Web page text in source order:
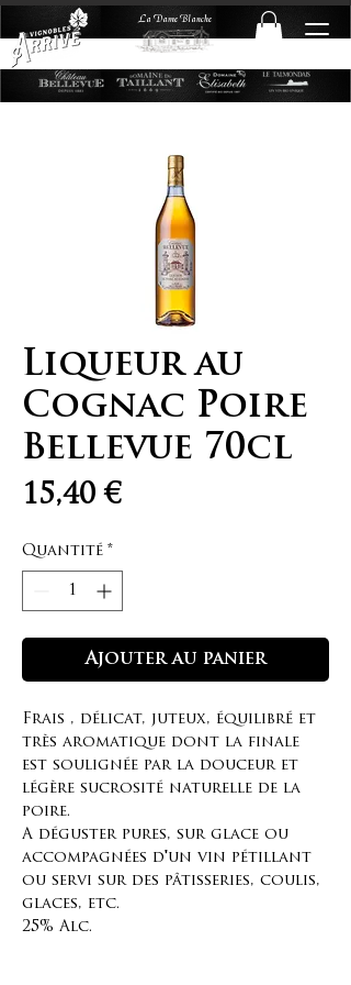
La Dame Blanche
Liqueur au
Cognac Poire
Bellevue 70cl
15,40 €Prix
Quantité *
Ajouter au panier
Frais , délicat, juteux, équilibré et
très aromatique dont la finale
est soulignée par la douceur et
légère sucrosité naturelle de la
poire.
A déguster pures, sur glace ou
accompagnées d'un vin pétillant
ou servi sur des pâtisseries, coulis,
glaces, etc.
25% Alc.